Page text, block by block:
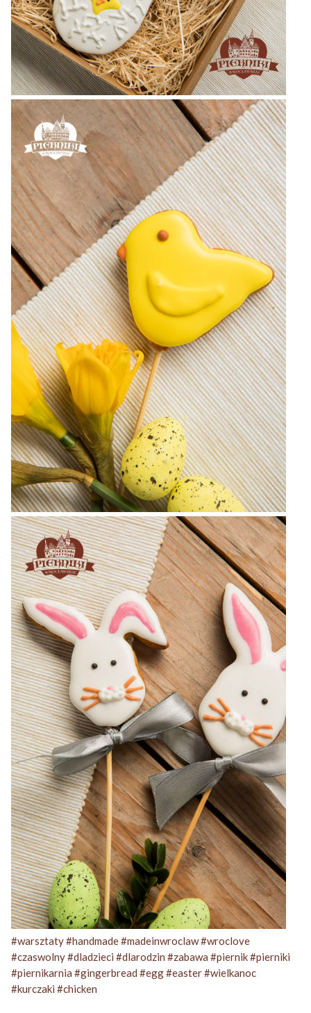
#warsztaty#handmade#madeinwroclaw#wroclove
#czaswolny#dladzieci #dlarodzin #zabawa #piernik#pierniki
#piernikarnia #gingerbread #egg#easter#wielkanoc
#kurczaki #chicken